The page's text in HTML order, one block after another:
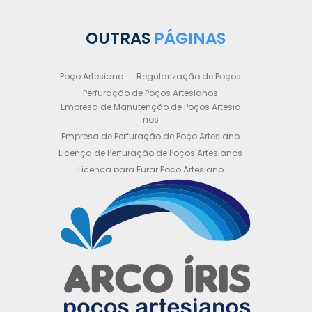
OUTRAS PÁGINAS
Poço Artesiano
Regularização de Poços
Perfuração de Poços Artesianos
Empresa de Manutenção de Poços Artesia
nos
Empresa de Perfuração de Poço Artesiano
Licença de Perfuração de Poços Artesianos
Licença para Furar Poço Artesiano
Licença para Perfuração de Poço Artesiano
Licença para Poço Semi Artesiano
Manutenção de Poço Semi Artesiano
Manutenção Preventiva de Poços Artesiano
Obtenha sua Licença de Perfuração de Poç
o Artesiano
Orçamento de Poço Semi Artesiano
Orçamento para Perfuração de Poço Artesi